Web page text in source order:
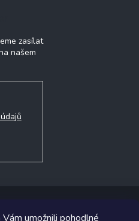
umožnili pohodlné
zasílat
našem